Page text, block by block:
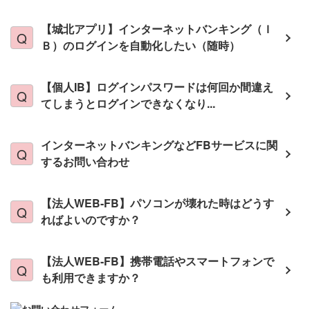
【城北アプリ】インターネットバンキング（Ｉ
Ｂ）のログインを自動化したい（随時）
【個人IB】ログインパスワードは何回か間違え
てしまうとログインできなくなり...
インターネットバンキングなどFBサービスに関
するお問い合わせ
【法人WEB-FB】パソコンが壊れた時はどうす
ればよいのですか？
【法人WEB-FB】携帯電話やスマートフォンで
も利用できますか？